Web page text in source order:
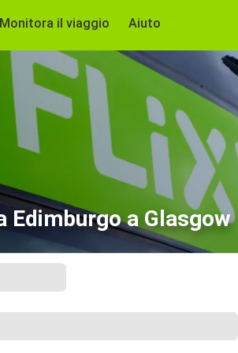
Monitora il viaggio Aiuto
Edimburgo a Glasgow